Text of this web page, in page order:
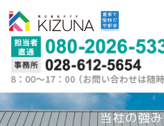
当社の強み